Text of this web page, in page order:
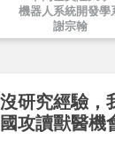
機器人系統開發學
謝宗翰
研究經驗，
國攻讀獸醫機